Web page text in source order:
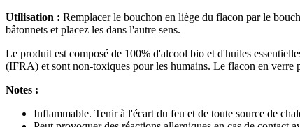
Utilisation : Remplacer le bouchon en liège du flacon par le
bâtonnets et placez les dans l'autre sens.
Le produit est composé de 100% d'alcool bio et d'huiles
(IFRA) et sont non-toxiques pour les humains. Le flacon en verre
Notes :
Inflammable. Tenir à l'écart du feu et de toute source de